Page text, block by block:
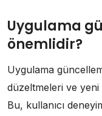
Uygulama
önemlidir?
Uygulama
düzeltmeleri ve
Bu, kullanıcı